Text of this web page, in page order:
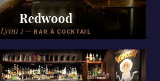
Redwood
Lyon 1 —BAR À COCKTAIL